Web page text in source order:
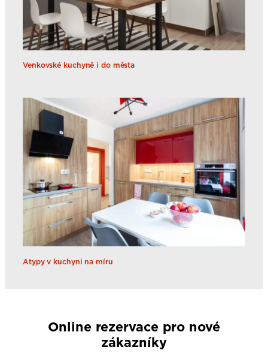
Venkovské kuchyně i do města
Atypy v kuchyni na míru
Online rezervace pro nové
zákazníky